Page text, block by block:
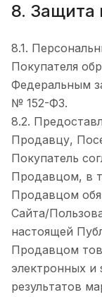
8. Защита
8.1.
Покупателя
Федеральным
№ 152-ФЗ.
8.2.
Продавцу,
Покупатель
Продавцом, в
Продавцом
Сайта/
настоящей
Продавцом
электронных и
результатов